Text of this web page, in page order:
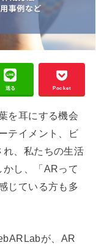
送る Pocket
を耳にする機会
テイメント、ビ
れ、私たちの生活
し、「ARって
じている方も多
が、AR